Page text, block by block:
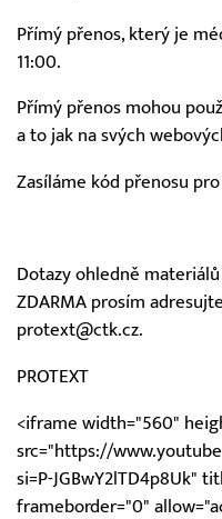
Přímý přenos, který je
11:00.
Přímý přenos mohou
a to jak na svých
Zasíláme kód přenosu
Dotazy ohledně materiálů
ZDARMA prosím
protext@ctk.cz.
PROTEXT
<iframe width="560"
src="https://
si=P-JGBwY2lTD4p8Uk"
frameborder="0"